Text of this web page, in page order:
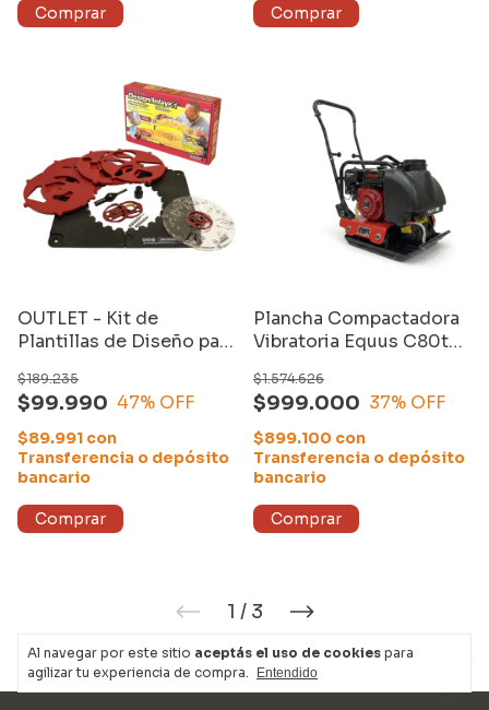
Al navegar por este sitio aceptás el uso de cookies para
agilizar tu experiencia de compra.
Entendido
OUTLET - Kit de
Plantillas de Diseño para
$99.990
$189.235
47% OFF
$89.991 con
Transferencia o depósito
bancario
Plancha Compactadora
Vibratoria Equus C80t
$999.000
$1.574.626
37% OFF
$899.100 con
Transferencia o depósito
bancario
1 / 3